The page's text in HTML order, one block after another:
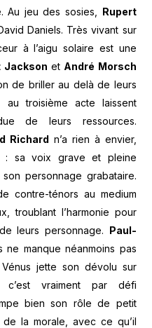
Au jeu des sosies, Rupert
Daniels. Très vivant sur
à l’aigu solaire est une
Jackson et André Morsch
de briller au delà de leurs
au troisième acte laissent
de leurs ressources.
Richard n’a rien à envier,
: sa voix grave et pleine
personnage grabataire.
contre-ténors au medium
troublant l’harmonie pour
leurs personnage. Paul-
ne manque néanmoins pas
jette son dévolu sur
, c’est vraiment par défi
bien son rôle de petit
la morale, avec ce qu’il